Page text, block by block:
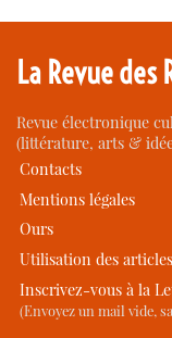
La Revue
Revue électronique
(littérature, arts &
Contacts
Mentions légales
Ours
Utilisation des
Inscrivez-vous à la
(Envoyez un mail vide,